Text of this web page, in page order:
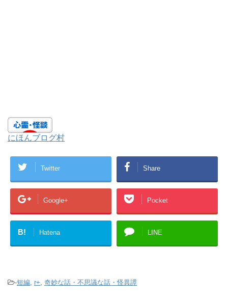
にほんブログ村
Twitter Share
Google+ Pocket
B! Hatena LINE
-短編 r+ 奇妙な話・不思議な話・怪異譚